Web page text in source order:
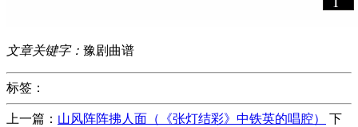
文章关键字： 豫剧曲谱
标签：
上一篇： 山风阵阵拂人面（《张灯结彩》中铁英的唱腔）
下